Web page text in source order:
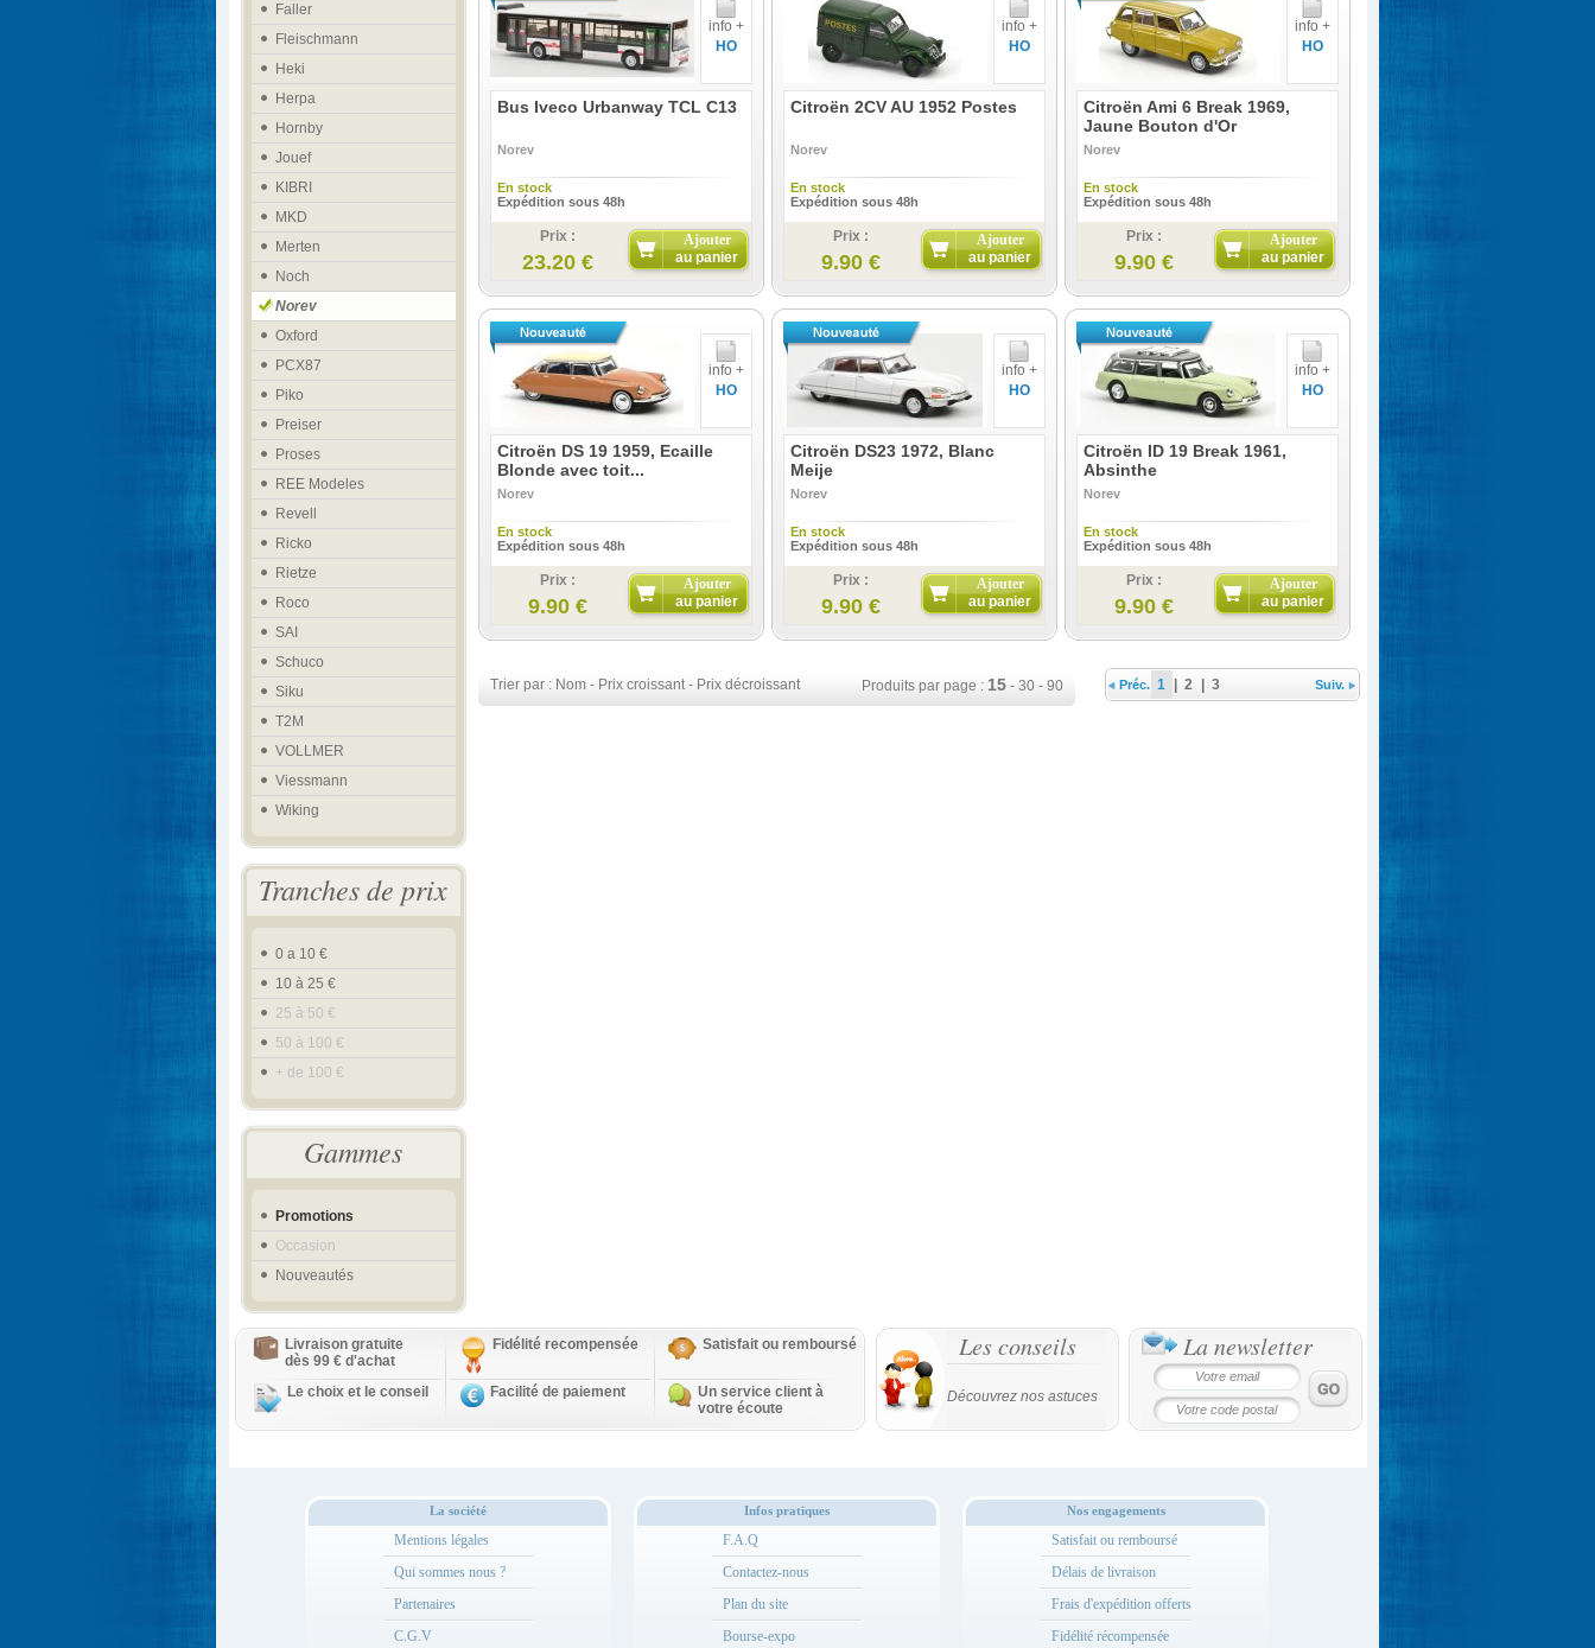
Faller
Fleischmann
Heki
Herpa
Hornby
Jouef
KIBRI
MKD
Merten
Noch
Norev
Oxford
PCX87
Piko
Preiser
Proses
REE Modeles
Revell
Ricko
Rietze
Roco
SAI
Schuco
Siku
T2M
VOLLMER
Viessmann
Wiking
Tranches de prix
0 a 10 €
10 à 25 €
25 à 50 €
50 à 100 €
+ de 100 €
Gammes
Promotions
Occasion
Nouveautés
info +
HO
Bus Iveco Urbanway TCL C13
Norev
En stock
Expédition sous 48h
Prix :
23.20 €
Ajouter
au panier
info +
HO
Citroën 2CV AU 1952 Postes
Norev
En stock
Expédition sous 48h
Prix :
9.90 €
Ajouter
au panier
info +
HO
Citroën Ami 6 Break 1969,
Jaune Bouton d'Or
Norev
En stock
Expédition sous 48h
Prix :
9.90 €
Ajouter
au panier
info +
HO
Citroën DS 19 1959, Ecaille
Blonde avec toit...
Norev
En stock
Expédition sous 48h
Prix :
9.90 €
Ajouter
au panier
info +
HO
Citroën DS23 1972, Blanc
Meije
Norev
En stock
Expédition sous 48h
Prix :
9.90 €
Ajouter
au panier
info +
HO
Citroën ID 19 Break 1961,
Absinthe
Norev
En stock
Expédition sous 48h
Prix :
9.90 €
Ajouter
au panier
Trier par : Nom- Prix croissant- Prix décroissant Produits par page : 15- 30- 90 Préc. 1 2 3 Suiv.
Livraison gratuite
dès 99 € d'achat
Fidélité recompensée Satisfait ou remboursé
Le choix et le conseil Facilité de paiement
Un service client à
votre écoute
Les conseils
Découvrez nos astuces
La newsletter
La société
Mentions légales
Qui sommes nous ?
Partenaires
C.G.V
Infos pratiques
F.A.Q
Contactez-nous
Plan du site
Bourse-expo
Nos engagements
Satisfait ou remboursé
Délais de livraison
Frais d'expédition offerts
Fidélité récompensée